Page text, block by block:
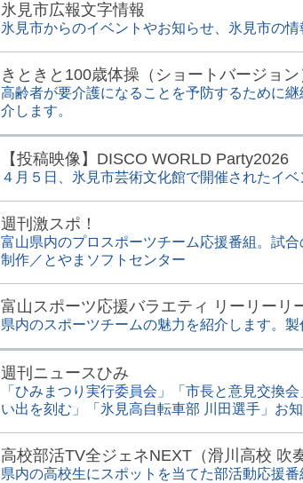
氷見市広報文字情報
氷見市からのイベントやお知らせ、氷見市の情
きときと100歳体操（ショートバージョン
高齢者が要介護になることを予防するために
介します。
【投稿映像】DISCO WORLD Party2026
４月５日、氷見市芸術文化館で開催されたイ
週刊激スポ！
富山県内のプロスポーツチーム応援番組。試
制作／とやまソフトセンター
富山スポーツ応援バラエティ リーリーリ
県内のスポーツチームの魅力を紹介します。
週刊ニュースひみ
「ひみまつり実行委員会」「市長と意見交換
い出を刻む」「氷見高自転車部 川田選手」お
高校部活TV全ジェネNEXT（滑川高校 吹
県内の高校生にスポットを当てた部活動応援